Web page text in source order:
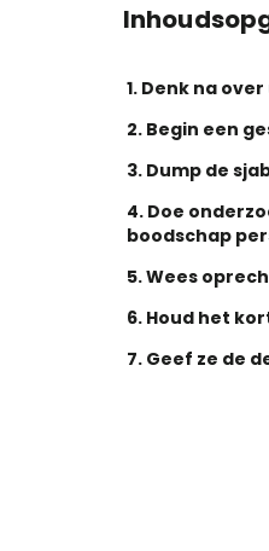
1. Denk na
2. Begin een
3. Dump de
4. Doe
boodschap
5. Wees
6. Houd het
7. Geef ze de